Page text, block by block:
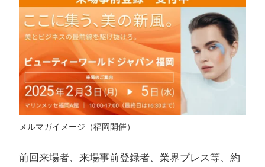
メルマガイメージ（福岡開催）
前回来場者、来場事前登録者、業界プレス等、約